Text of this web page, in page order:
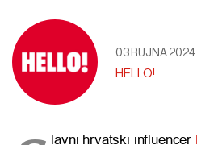
03 RUJNA 2024
HELLO!
lavni hrvatski influencer